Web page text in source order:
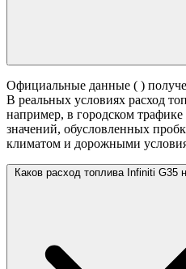
Официальные данные ( )
В реальных условиях расход
например, в городском
значений, обусловленных
климатом и дорожными
Каков расход топлива Infiniti G35